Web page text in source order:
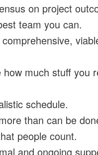
on project
team you can.
much stuff you
schedule.
than can be
people count.
and ongoing